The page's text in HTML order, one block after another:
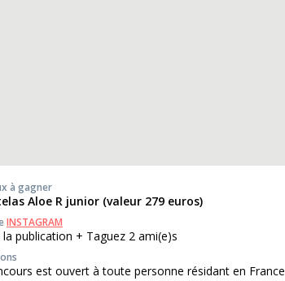
à gagner
Aloe R junior (valeur 279 euros)
INSTAGRAM
la publication + Taguez 2 ami(e)s
est ouvert à toute personne résidant en France